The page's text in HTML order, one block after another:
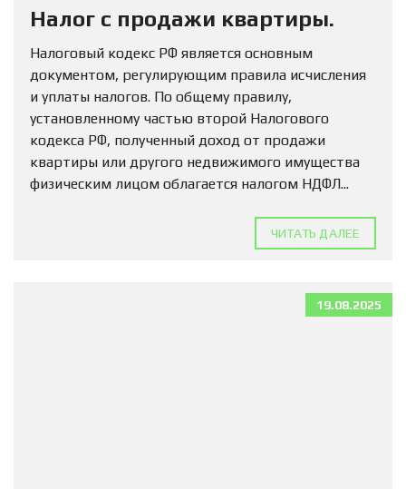
Налог с продажи квартиры.
Налоговый кодекс РФ является основным
документом, регулирующим правила исчисления
и уплаты налогов. По общему правилу,
установленному частью второй Налогового
кодекса РФ, полученный доход от продажи
квартиры или другого недвижимого имущества
физическим лицом облагается налогом НДФЛ...
ЧИТАТЬ ДАЛЕЕ
19.08.2025